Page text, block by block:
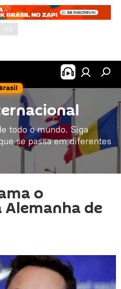
todo o mundo. Siga
se passa em diferentes
o
de